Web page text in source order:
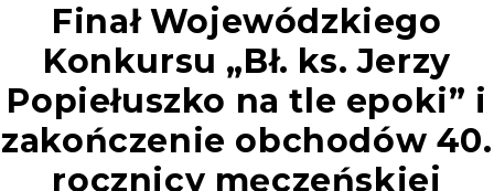
Finał Wojewódzkiego
Konkursu „Bł. ks. Jerzy
Popiełuszko na tle epoki” i
zakończenie obchodów 40.
rocznicy męczeńskiej